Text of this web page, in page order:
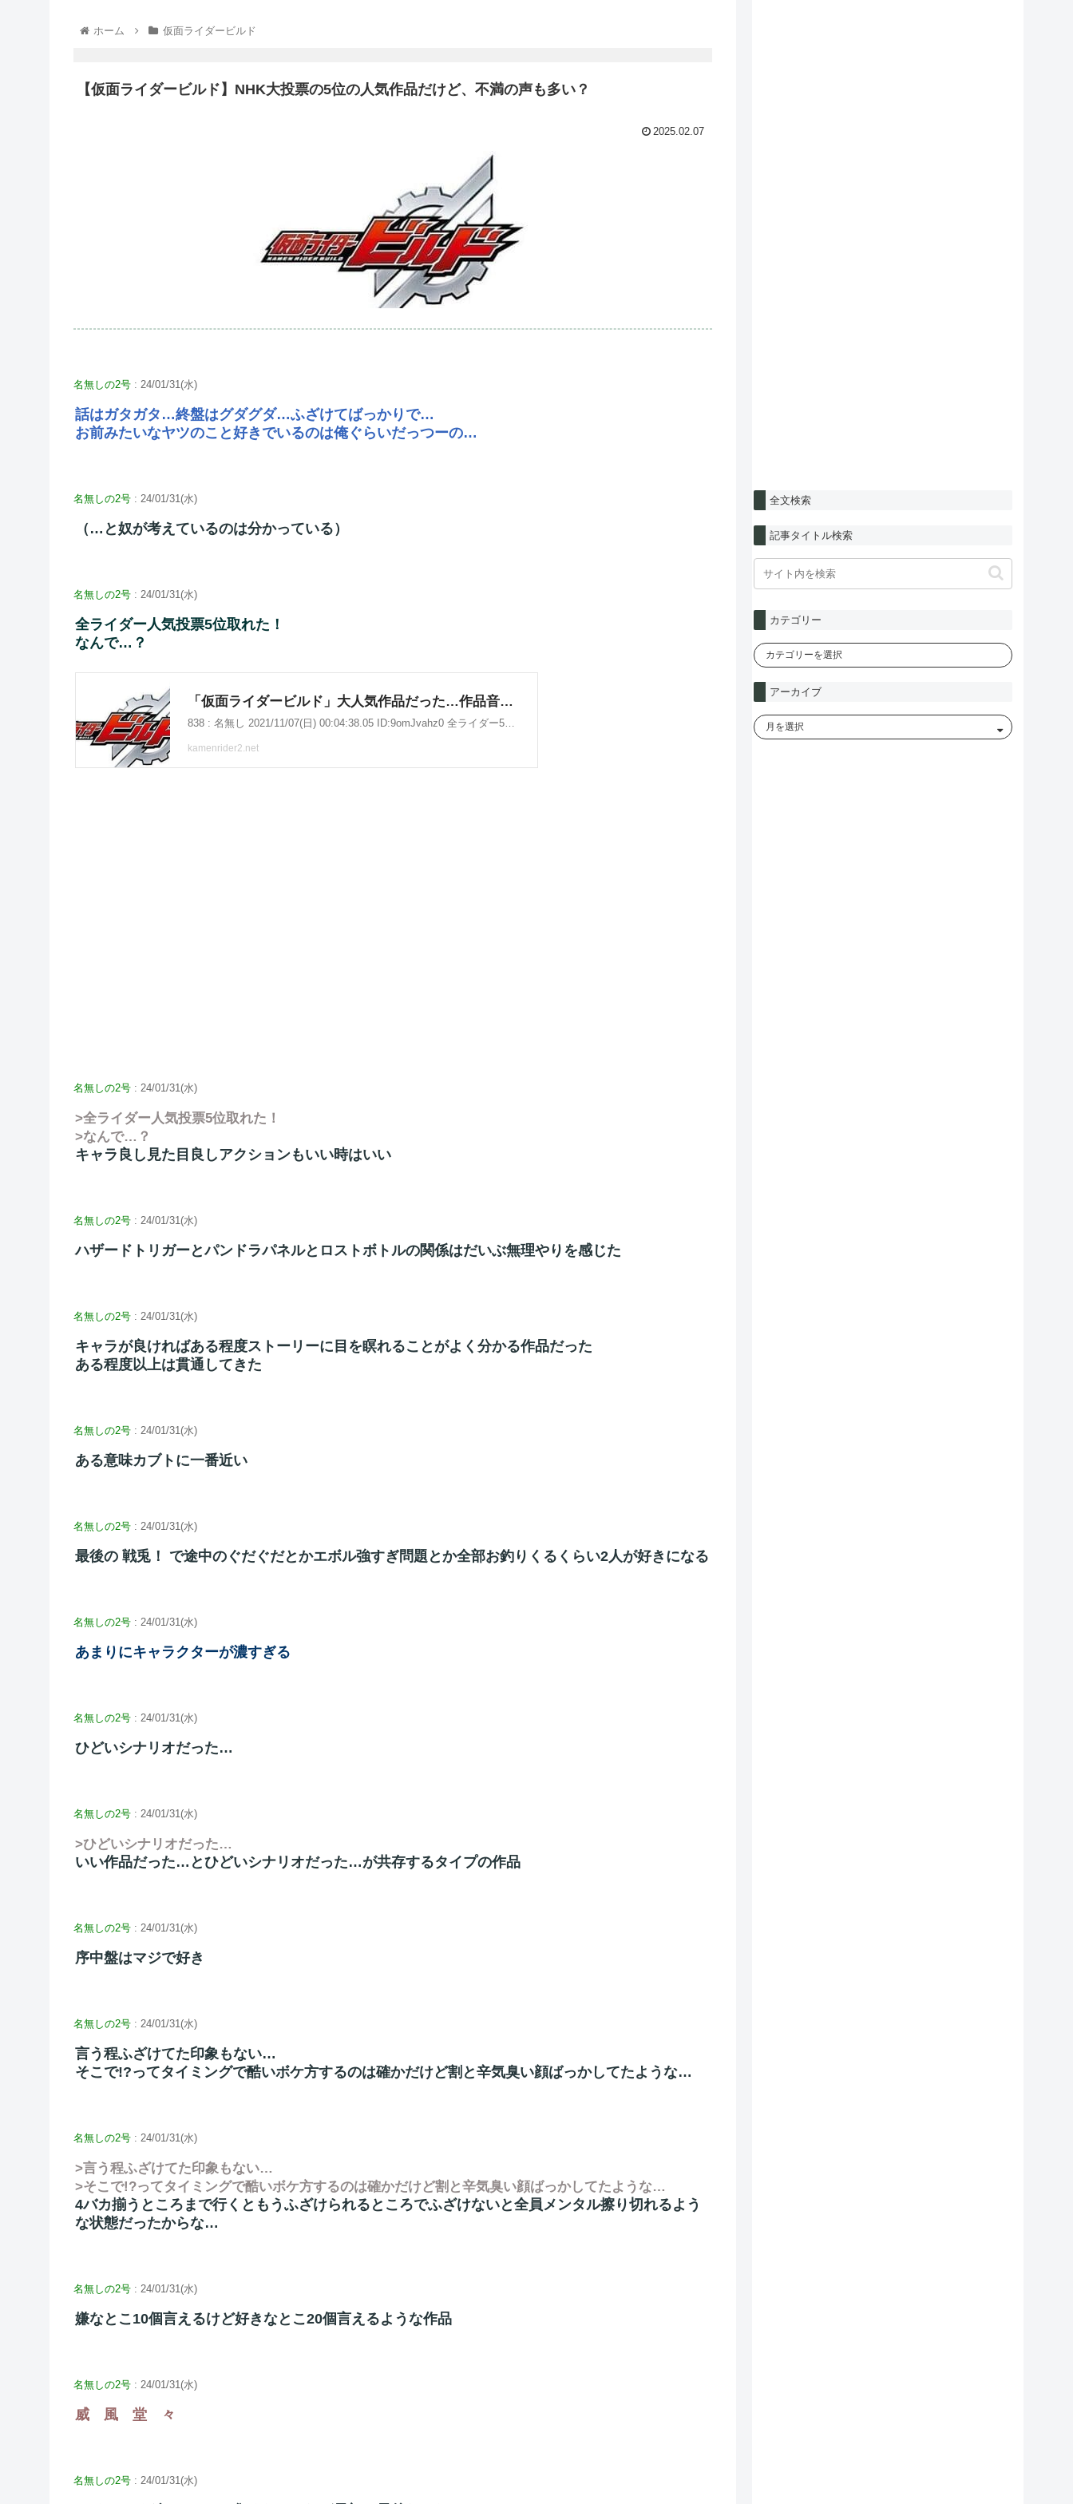
ホーム 仮面ライダービルド
【仮面ライダービルド】NHK大投票の5位の人気作品だけど、不満の声も多い？
2025.02.07
名無しの2号 : 24/01/31(水)
話はガタガタ…終盤はグダグダ…ふざけてばっかりで…
お前みたいなヤツのこと好きでいるのは俺ぐらいだっつーの…
名無しの2号 : 24/01/31(水)
（…と奴が考えているのは分かっている）
名無しの2号 : 24/01/31(水)
全ライダー人気投票5位取れた！
なんで…？
名無しの2号 : 24/01/31(水)
>全ライダー人気投票5位取れた！
>なんで…？
キャラ良し見た目良しアクションもいい時はいい
名無しの2号 : 24/01/31(水)
ハザードトリガーとパンドラパネルとロストボトルの関係はだいぶ無理やりを感じた
名無しの2号 : 24/01/31(水)
キャラが良ければある程度ストーリーに目を瞑れることがよく分かる作品だった
ある程度以上は貫通してきた
名無しの2号 : 24/01/31(水)
ある意味カブトに一番近い
名無しの2号 : 24/01/31(水)
最後の 戦兎！ で途中のぐだぐだとかエボル強すぎ問題とか全部お釣りくるくらい2人が好きになる
名無しの2号 : 24/01/31(水)
あまりにキャラクターが濃すぎる
名無しの2号 : 24/01/31(水)
ひどいシナリオだった…
名無しの2号 : 24/01/31(水)
>ひどいシナリオだった…
いい作品だった…とひどいシナリオだった…が共存するタイプの作品
名無しの2号 : 24/01/31(水)
序中盤はマジで好き
名無しの2号 : 24/01/31(水)
言う程ふざけてた印象もない…
そこで!?ってタイミングで酷いボケ方するのは確かだけど割と辛気臭い顔ばっかしてたような…
名無しの2号 : 24/01/31(水)
>言う程ふざけてた印象もない…
>そこで!?ってタイミングで酷いボケ方するのは確かだけど割と辛気臭い顔ばっかしてたような…
4バカ揃うところまで行くともうふざけられるところでふざけないと全員メンタル擦り切れるよう
な状態だったからな…
名無しの2号 : 24/01/31(水)
嫌なとこ10個言えるけど好きなとこ20個言えるような作品
名無しの2号 : 24/01/31(水)
威 風 堂 々
名無しの2号 : 24/01/31(水)
全文検索
記事タイトル検索
カテゴリー
アーカイブ